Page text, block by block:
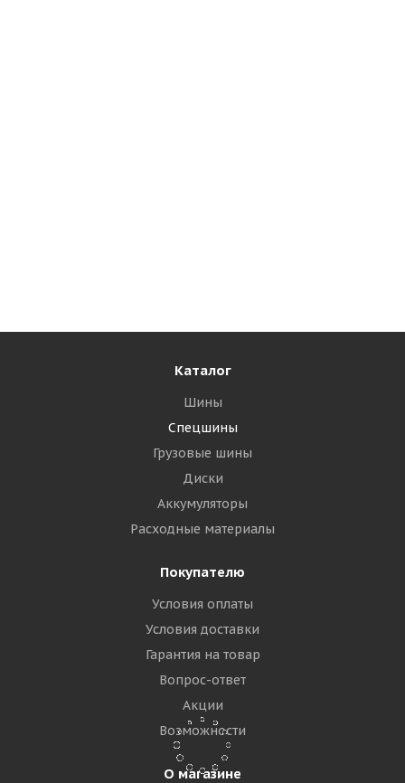
Подробнее
Каталог
Шины
Спецшины
Грузовые шины
Диски
Аккумуляторы
Расходные материалы
Покупателю
Условия оплаты
Условия доставки
Гарантия на товар
Вопрос-ответ
Акции
Возможности
О магазине